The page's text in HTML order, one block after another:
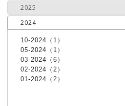
2025
2024
10-2024（1）
05-2024（1）
03-2024（6）
02-2024（2）
01-2024（2）